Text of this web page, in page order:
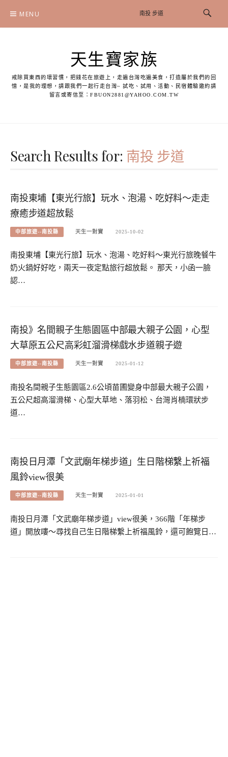
content
MENU
天生寶家族
戒除買東西的壞習慣，把錢花在旅遊上，走遍台灣吃遍美食，打造屬於我們的回
憶，是我的理想，請跟我們一起行走台灣~ 試吃、試用、活動、民宿體驗邀約請
留言或寄信至：FBUON2881@YAHOO.COM.TW
Search Results for: 南投 步道
南投東埔【東光行旅】玩水、泡湯、吃好料～走走
療癒步道超放鬆
中部旅遊--南投縣 天生一對寶 2025-10-02
南投東埔【東光行旅】玩水、泡湯、吃好料～東光行旅晚餐牛
奶火鍋好好吃，兩天一夜定點旅行超放鬆。 那天，小函一臉
認…
南投》名間親子生態園區中部最大親子公園，心型
大草原五公尺高彩虹溜滑梯戲水步道親子遊
中部旅遊--南投縣 天生一對寶 2025-01-12
南投名間親子生態園區2.6公頃苗圃變身中部最大親子公園，
五公尺超高溜滑梯、心型大草地、落羽松、台灣肖楠環狀步
道…
南投日月潭「文武廟年梯步道」生日階梯繫上祈福
風鈴view很美
中部旅遊--南投縣 天生一對寶 2025-01-01
南投日月潭「文武廟年梯步道」view很美，366階「年梯步
道」開放嘍～尋找自己生日階梯繫上祈福風鈴，還可飽覽日…